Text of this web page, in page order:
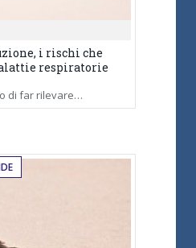
i rischi che
respiratorie
di far rilevare…